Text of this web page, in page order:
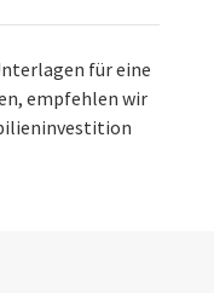
für eine
empfehlen wir